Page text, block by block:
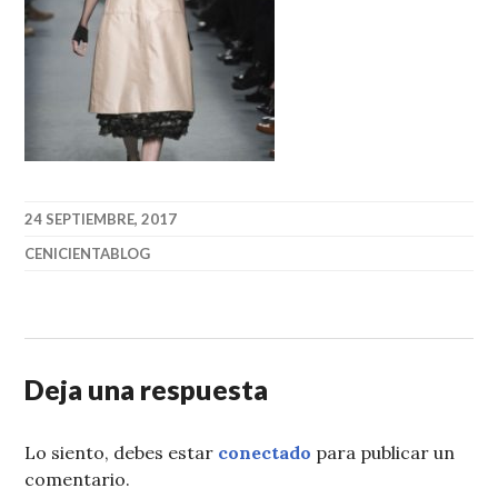
24 SEPTIEMBRE, 2017
CENICIENTABLOG
Deja una respuesta
Lo siento, debes estar conectado para publicar un
comentario.